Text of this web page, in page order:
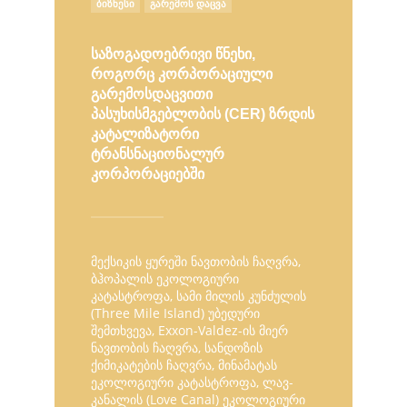
IN
ᲑᲘᲖᲜᲔᲡᲘ ᲒᲐᲠᲔᲛᲝᲡ ᲓᲐᲪᲕᲐ
საზოგადოებრივი წნეხი,
როგორც კორპორაციული
გარემოსდაცვითი
პასუხისმგებლობის (CER) ზრდის
კატალიზატორი
ტრანსნაციონალურ
კორპორაციებში
მექსიკის ყურეში ნავთობის ჩაღვრა,
ბჰოპალის ეკოლოგიური
კატასტროფა, სამი მილის კუნძულის
(Three Mile Island) უბედური
შემთხვევა, Exxon-Valdez-ის მიერ
ნავთობის ჩაღვრა, სანდოზის
ქიმიკატების ჩაღვრა, მინამატას
ეკოლოგიური კატასტროფა, ლავ-
კანალის (Love Canal) ეკოლოგიური